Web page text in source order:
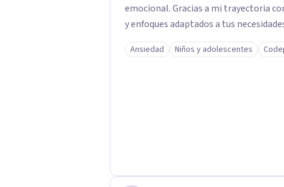
emocional. Gracias a mi trayectoria
y enfoques adaptados a tus
brindarte las herramientas
Ansiedad Niños y adolescentes